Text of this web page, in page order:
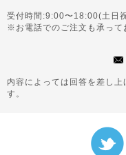
受付時間:9:00〜18:00(土日
※お電話でのご注文も承って
内容によっては回答を差し
す。